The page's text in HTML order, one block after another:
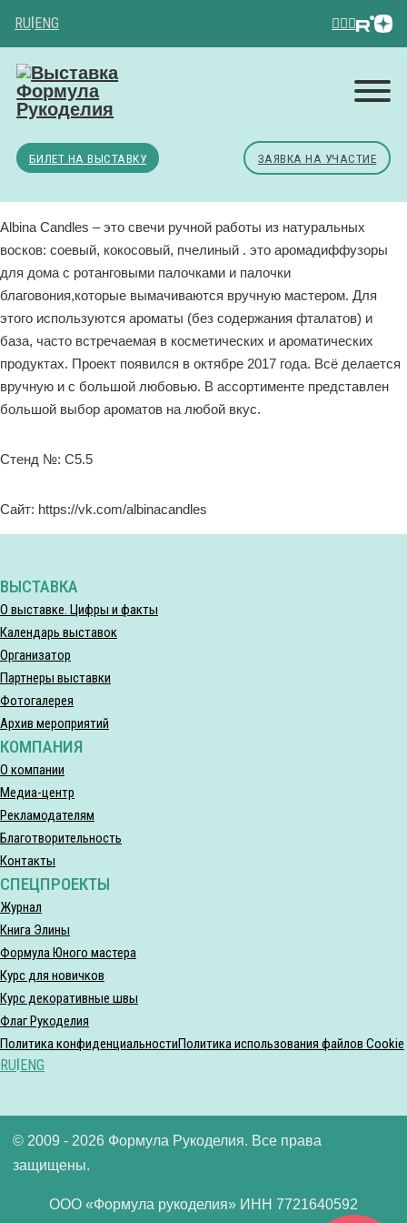
RU ENG
БИЛЕТ НА ВЫСТАВКУ ЗАЯВКА НА УЧАСТИЕ
Albina Candles – это свечи ручной работы из натуральных
восков: соевый, кокосовый, пчелиный . это аромадиффузоры
для дома с ротанговыми палочками и палочки
благовония,которые вымачиваются вручную мастером. Для
этого используются ароматы (без содержания фталатов) и
база, часто встречаемая в косметических и ароматических
продуктах. Проект появился в октябре 2017 года. Всё делается
вручную и с большой любовью. В ассортименте представлен
большой выбор ароматов на любой вкус.
Стенд №: C5.5
Сайт: https://vk.com/albinacandles
ВЫСТАВКА
О выставке. Цифры и факты
Календарь выставок
Организатор
Партнеры выставки
Фотогалерея
Архив мероприятий
КОМПАНИЯ
О компании
Медиа-центр
Рекламодателям
Благотворительность
Контакты
СПЕЦПРОЕКТЫ
Журнал
Книга Элины
Формула Юного мастера
Курс для новичков
Курс декоративные швы
Флаг Рукоделия
Политика конфиденциальностиПолитика использования файлов Cookie
RU ENG
© 2009 - 2026 Формула Рукоделия. Все права
защищены.
ООО «Формула рукоделия» ИНН 7721640592